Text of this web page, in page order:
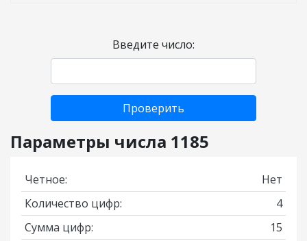
Введите число:
Проверить
Параметры числа 1185
Четное:
Нет
Количество цифр:
4
Сумма цифр:
15